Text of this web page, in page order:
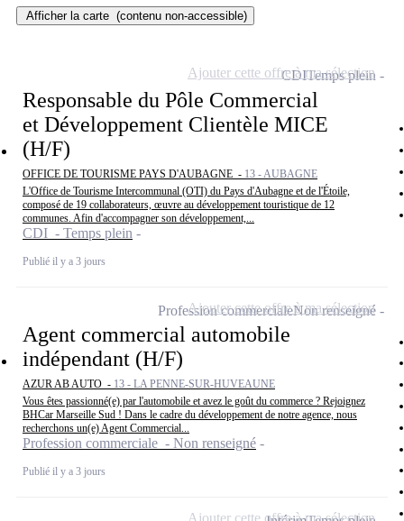
Afficher la carte (contenu non-accessible)
Responsable du Pôle Commercial
et Développement Clientèle MICE
(H/F)
OFFICE DE TOURISME PAYS D'AUBAGNE - 13 - AUBAGNE
L'Office de Tourisme Intercommunal (OTI) du Pays d'Aubagne et de l'Étoile,
composé de 19 collaborateurs, œuvre au développement touristique de 12
communes. Afin d'accompagner son développement,...
CDI - Temps plein
Publié il y a 3 jours
CDITemps plein
Ajouter cette offre à ma sélection
Agent commercial automobile
indépendant (H/F)
AZUR AB AUTO - 13 - LA PENNE-SUR-HUVEAUNE
Vous êtes passionné(e) par l'automobile et avez le goût du commerce ? Rejoignez
BHCar Marseille Sud ! Dans le cadre du développement de notre agence, nous
recherchons un(e) Agent Commercial...
Profession commerciale - Non renseigné
Publié il y a 3 jours
Profession commercialeNon renseigné
Ajouter cette offre à ma sélection